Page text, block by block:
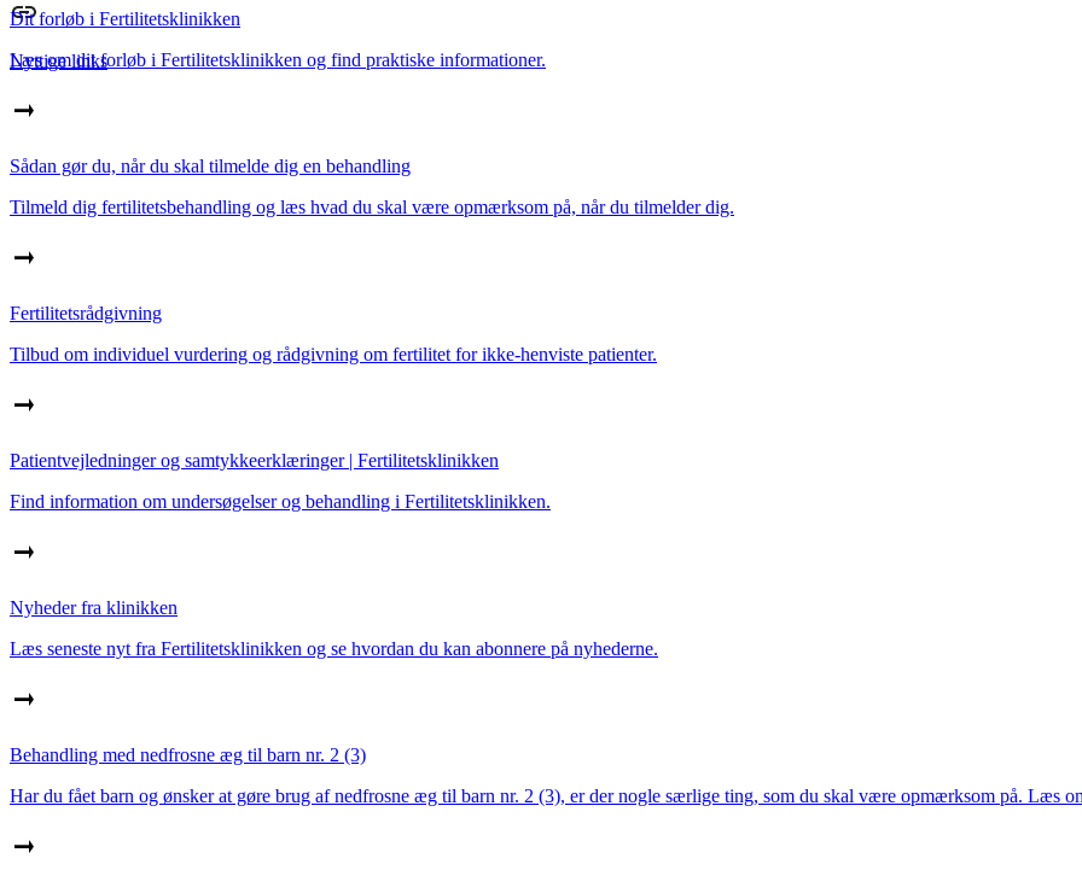
Nyttige links
Dit forløb i Fertilitetsklinikken
Læs om dit forløb i Fertilitetsklinikken og find praktiske informationer.
Sådan gør du, når du skal tilmelde dig en behandling
Tilmeld dig fertilitetsbehandling og læs hvad du skal være opmærksom på, når du tilmelder dig.
Fertilitetsrådgivning
Tilbud om individuel vurdering og rådgivning om fertilitet for ikke-henviste patienter.
Patientvejledninger og samtykkeerklæringer | Fertilitetsklinikken
Find information om undersøgelser og behandling i Fertilitetsklinikken.
Nyheder fra klinikken
Læs seneste nyt fra Fertilitetsklinikken og se hvordan du kan abonnere på nyhederne.
Behandling med nedfrosne æg til barn nr. 2 (3)
Har du fået barn og ønsker at gøre brug af nedfrosne æg til barn nr. 2 (3), er der nogle særlige ting, som du skal være opmærksom på. Læs